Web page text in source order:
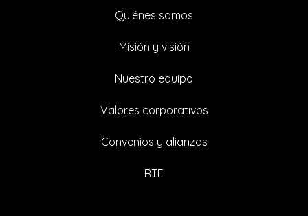
Quiénes somos
Misión y visión
Nuestro equipo
Valores corporativos
Convenios y alianzas
RTE